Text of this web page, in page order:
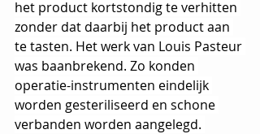
het product kortstondig te verhitten
zonder dat daarbij het product aan
te tasten. Het werk van Louis Pasteur
was baanbrekend. Zo konden
operatie-instrumenten eindelijk
worden gesteriliseerd en schone
verbanden worden aangelegd.